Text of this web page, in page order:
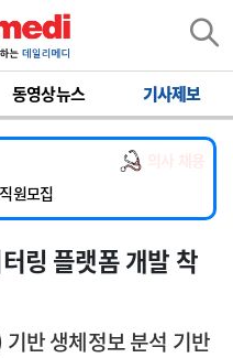
동영상뉴스 기사제보
제 임상의사 채용
전담) 계약직 의사 공개채용
원모집
년차) 모집
임상의사 채용
링 플랫폼 개발 착
반 생체정보 분석 기반